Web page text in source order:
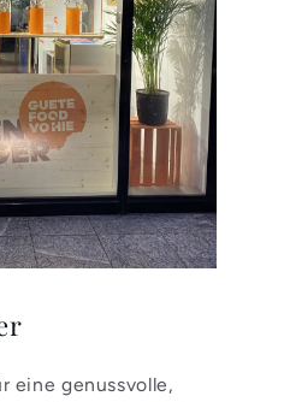
eine genussvolle,